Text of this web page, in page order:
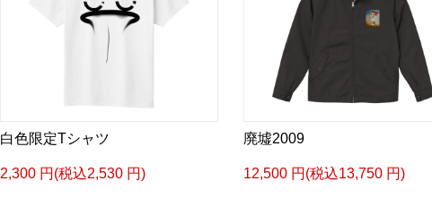
白色限定Tシャツ
2,300 円(税込2,530 円)
廃墟2009
12,500 円(税込13,750 円)